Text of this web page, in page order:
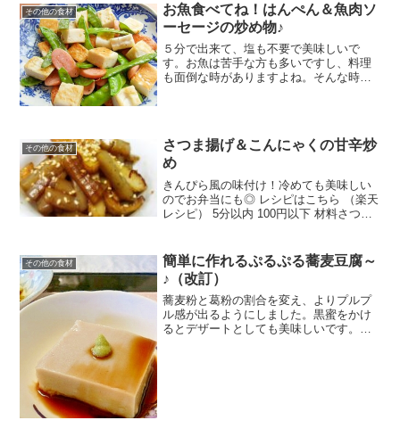
その他の食材
お魚食べてね！はんぺん＆魚肉ソ
ーセージの炒め物♪
５分で出来て、塩も不要で美味しいで
す。お魚は苦手な方も多いですし、料理
も面倒な時がありますよね。そんな時
（筋は取り除いておく）...
その他の食材
さつま揚げ＆こんにゃくの甘辛炒
め
きんぴら風の味付け！冷めても美味しい
のでお弁当にも◎ レシピはこちら （楽天
レシピ） 5分以内 100円以下 材料さつま
その他の食材
簡単に作れるぷるぷる蕎麦豆腐～
♪（改訂）
蕎麦粉と葛粉の割合を変え、よりプルプ
ル感が出るようにしました。黒蜜をかけ
るとデザートとしても美味しいです。手